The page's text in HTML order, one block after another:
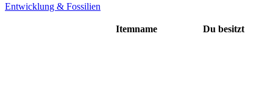
Entwicklung & Fossilien
Itemname Du besitzt